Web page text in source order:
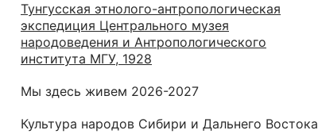
Тунгусская этнолого-антропологическая
экспедиция Центрального музея
народоведения и Антропологического
института МГУ, 1928
Мы здесь живем 2026-2027
Культура народов Сибири и Дальнего Востока